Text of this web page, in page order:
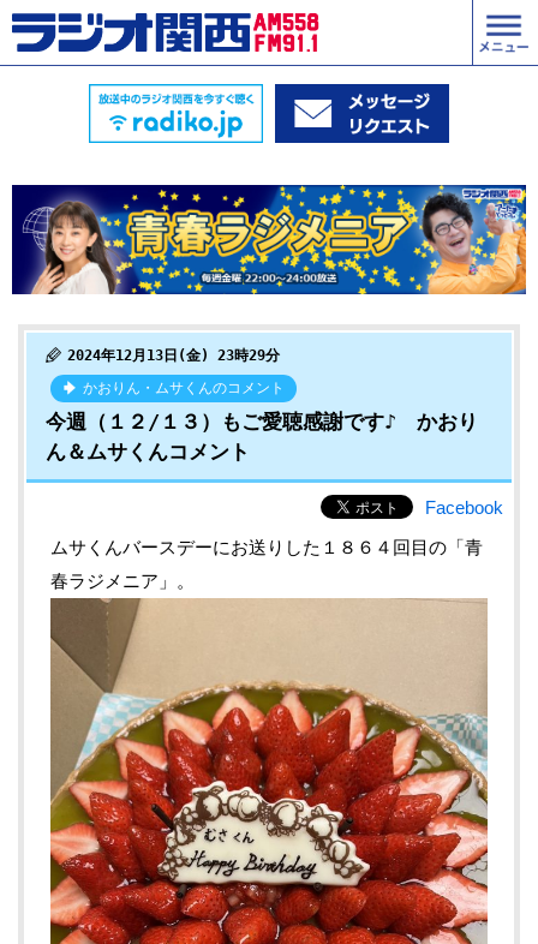
2024年12月13日(金) 23時29分
かおりん・ムサくんのコメント
今週（１２/１３）もご愛聴感謝です♪ かおり
ん＆ムサくんコメント
Facebook
ムサくんバースデーにお送りした１８６４回目の「青
春ラジメニア」。